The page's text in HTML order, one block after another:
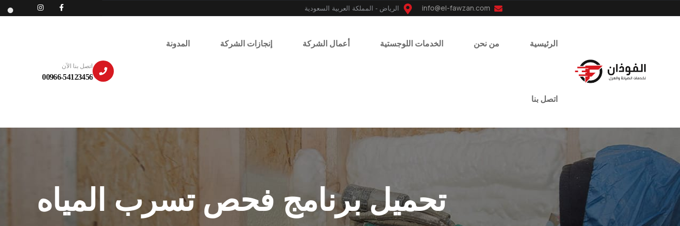
الرياض - المملكة العربية السعودية
الرئيسية من نحن الخدمات اللوجستية أعمال الشركة إنجازات الشركة المدونة
اتصل بنا
اتصل بنا الآن
00966-54123456
تحميل برنامج فحص تسرب المياه